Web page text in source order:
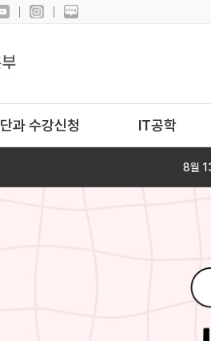
단과 수강신청 IT공학
8월